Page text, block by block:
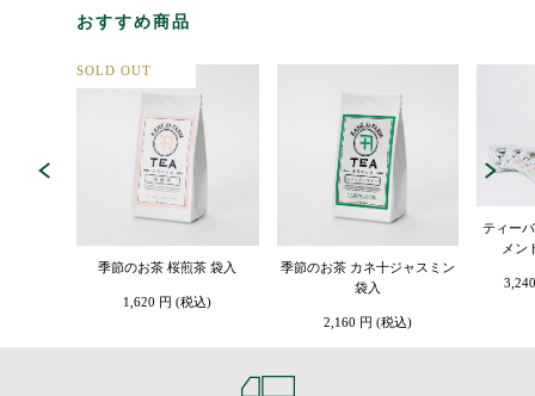
おすすめ商品
季節のお茶 桜煎茶 袋入
1,620 円 (税込)
SOLD OUT
季節のお茶 カネ十ジャスミン
袋入
2,160 円 (税込)
ティー
メン